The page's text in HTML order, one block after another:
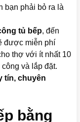
bạn phải bỏ ra là
tủ bếp, đến
được miễn phí
thợ với ít nhất 10
và lắp đặt.
tín, chuyên
bằng